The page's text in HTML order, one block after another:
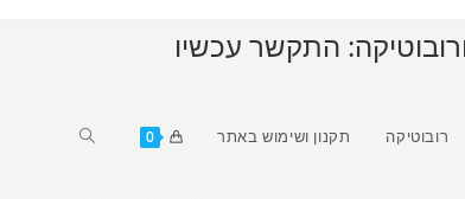
התקשר עכשיו
רובוטיקה תקנון ושימוש באתר 0
Toggle